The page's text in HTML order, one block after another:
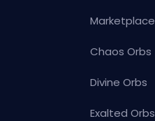
Marketplace
Chaos Orbs
Divine Orbs
Exalted Orbs